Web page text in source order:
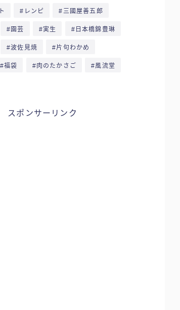
レンピ 三國屋善五郎
園芸 実生 日本橋錦豊琳
波佐見焼 片句わかめ
福袋 肉のたかさご 風流堂
スポンサーリンク